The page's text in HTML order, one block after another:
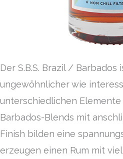
Der S.B.S. Brazil / Barbados
ungewöhnlicher wie
unterschiedlichen Elemente
Barbados-Blends mit
Finish bilden eine
erzeugen einen Rum mit